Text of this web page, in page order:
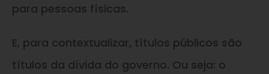
para pessoas físicas.
E, para contextualizar, títulos públicos são
títulos da dívida do governo. Ou seja: o